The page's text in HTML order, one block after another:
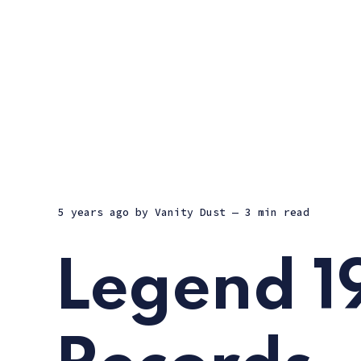
5 years ago by Vanity Dust — 3 min read
Legend